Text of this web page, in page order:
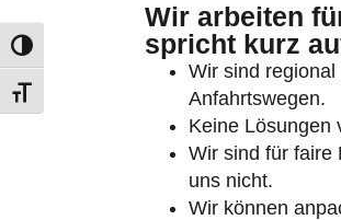
Umschalten auf hohe Kontraste
Schrift vergrößern
Wir arbeiten
spricht kurz
Wir sind
Anfahrtswegen.
Keine Lösungen
Wir sind für faire
uns nicht.
Wir können